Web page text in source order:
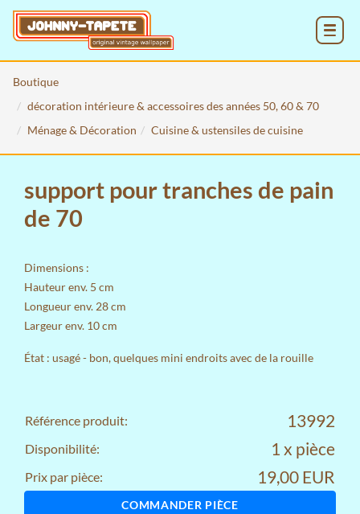
Boutique
décoration intérieure & accessoires des années 50, 60 & 70
Ménage & Décoration
Cuisine & ustensiles de cuisine
support pour tranches de pain
de 70
Dimensions :
Hauteur env. 5 cm
Longueur env. 28 cm
Largeur env. 10 cm
État : usagé - bon, quelques mini endroits avec de la rouille
Référence produit: 13992
Disponibilité: 1 x pièce
Prix par pièce: 19,00 EUR
COMMANDER PIÈCE